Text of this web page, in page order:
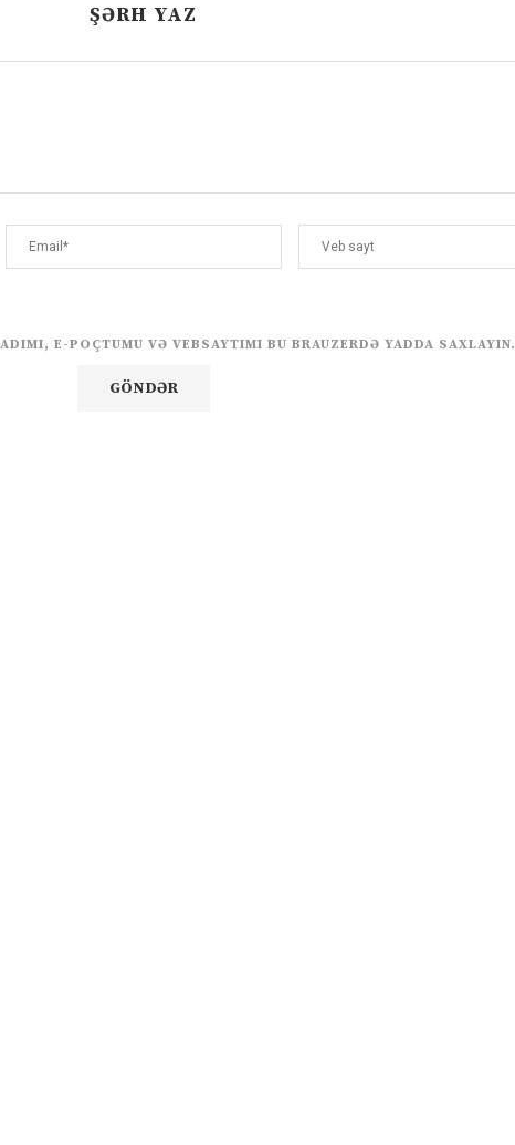
ŞƏRH YAZ
E-POÇTUMU VƏ VEBSAYTIMI BU BRAUZERDƏ YADDA SAXLAYIN.